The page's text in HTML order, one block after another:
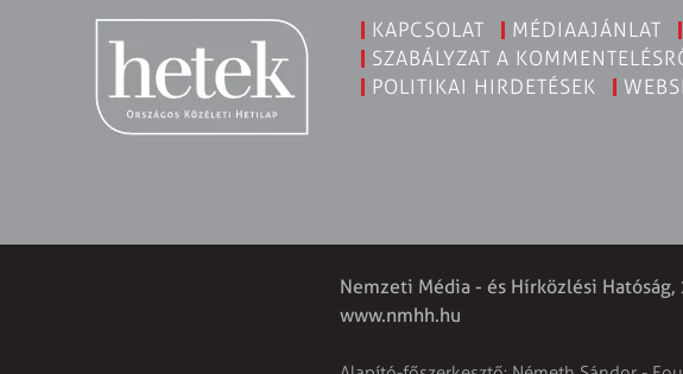
KAPCSOLAT MÉDIAAJÁNLAT
SZABÁLYZAT A
POLITIKAI HIRDETÉSEK
Nemzeti Média - és Hírközlési
www.nmhh.hu